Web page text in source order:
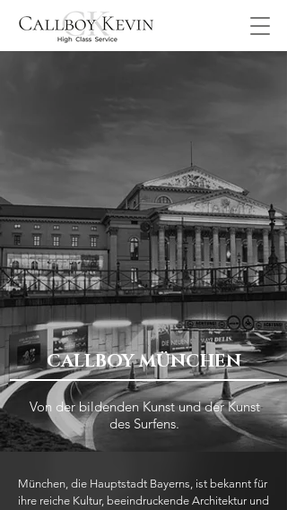
CALLBOY MÜNCHEN
Von der bildenden Kunst und der Kunst
des Surfens.
München, die Hauptstadt Bayerns, ist bekannt für
ihre reiche Kultur, beeindruckende Architektur und